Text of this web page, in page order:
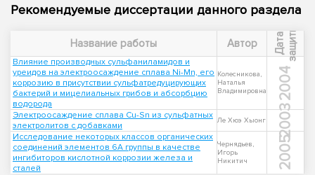
Рекомендуемые диссертации данного раздела
Название работы Автор Д
а
т
а
з
а
щ
и
т ы
Влияние производных сульфаниламидов и
уреидов на электроосаждение сплава Ni-Mn, его
коррозию в присутствии сульфатредуцирующих
бактерий и мицелиальных грибов и абсорбцию
водорода
Колесникова,
Наталья
Владимировна
2004
Электроосаждение сплава Cu-Sn из сульфатных
электролитов с добавками
Ле Хюэ Хыонг 2003
Исследование некоторых классов органических
соединений элементов 6А группы в качестве
ингибиторов кислотной коррозии железа и
сталей
Чернядьев,
Игорь
Никитич
2005